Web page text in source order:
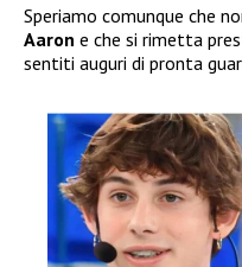
Speriamo comunque che
Aaron e che si rimetta
sentiti auguri di pronta